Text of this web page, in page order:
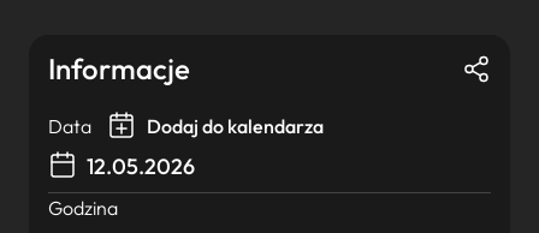
Informacje
Data Dodaj do kalendarza
12.05.2026
Godzina